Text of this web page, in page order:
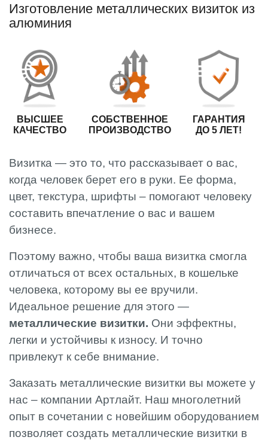
Изготовление металлических визиток из
алюминия
ВЫСШЕЕ
КАЧЕСТВО
СОБСТВЕННОЕ
ПРОИЗВОДСТВО
ГАРАНТИЯ
ДО 5 ЛЕТ!
Визитка — это то, что рассказывает о вас,
когда человек берет его в руки. Ее форма,
цвет, текстура, шрифты – помогают человеку
составить впечатление о вас и вашем
бизнесе.
Поэтому важно, чтобы ваша визитка смогла
отличаться от всех остальных, в кошельке
человека, которому вы ее вручили.
Идеальное решение для этого —
металлические визитки. Они эффектны,
легки и устойчивы к износу. И точно
привлекут к себе внимание.
Заказать металлические визитки вы можете у
нас – компании Артлайт. Наш многолетний
опыт в сочетании с новейшим оборудованием
позволяет создать металлические визитки в